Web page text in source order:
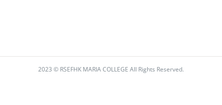
2023 © RSEFHK MARIA COLLEGE All Rights Reserved.